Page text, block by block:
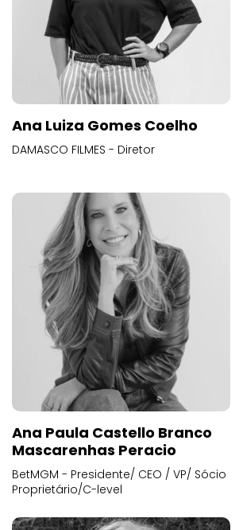
Ana Luiza Gomes Coelho
DAMASCO FILMES - Diretor
Ana Paula Castello Branco
Mascarenhas Peracio
BetMGM - Presidente/ CEO / VP/ Sócio
Proprietário/C-level